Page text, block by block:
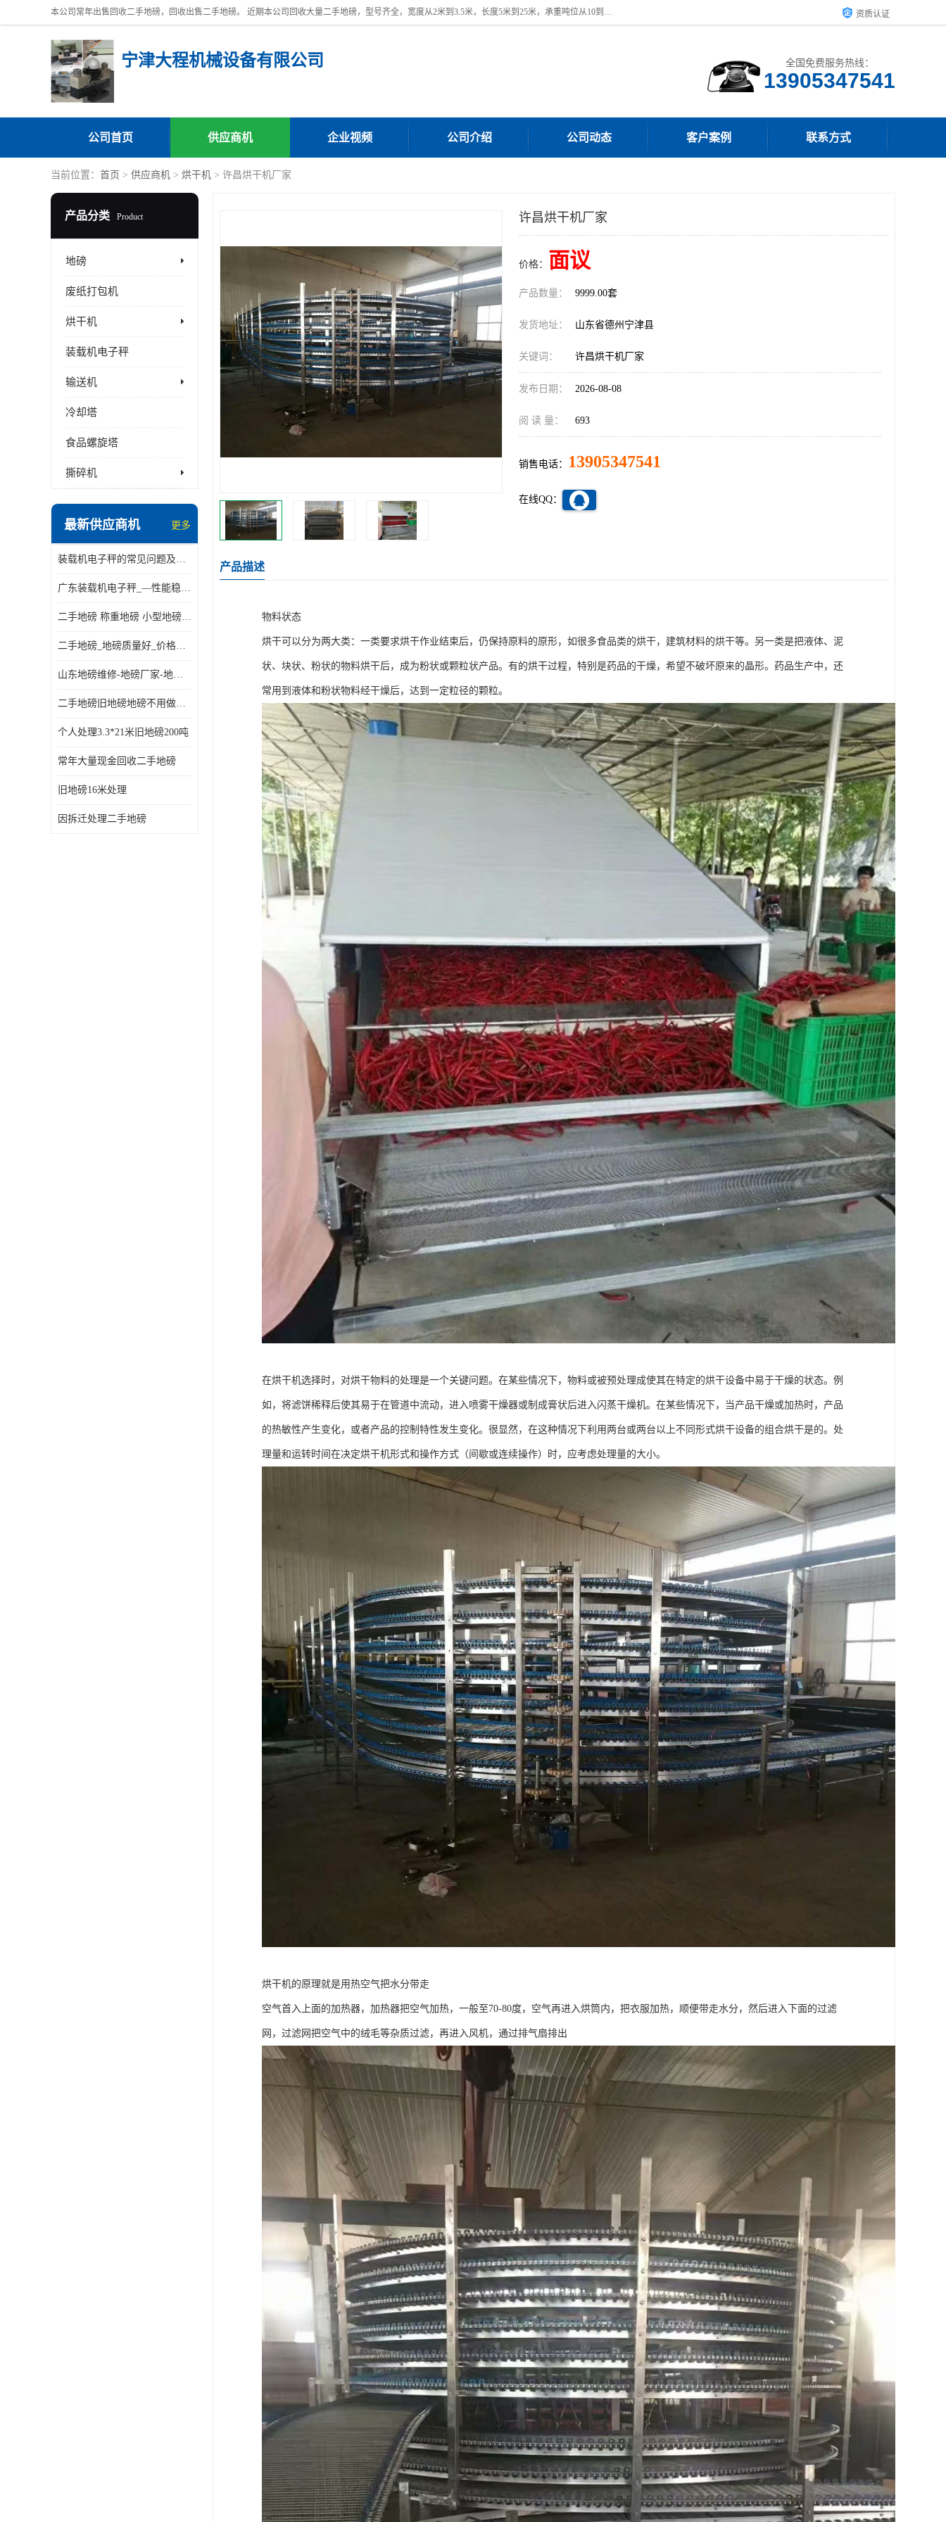
本公司常年出售回收二手地磅，回收出售二手地磅。 近期本公司回收大量二手地磅，型号齐全，宽度从2米到3.5米，长度5米到25米，承重吨位从10到200吨，成色7—9成新。 ? 使用年限6个月至2年，产品来源于个人闲置品，工矿企业停用品，因小换大而来。 精准度和新的一样， 二手地磅是内行人的选择，打个电话就省钱朋友您好等什么 资质认证
宁津大程机械设备有限公司 全国免费服务热线：
13905347541
公司首页 供应商机 企业视频 公司介绍 公司动态 客户案例 联系方式
当前位置： 首页 > 供应商机 > 烘干机 > 许昌烘干机厂家
产品分类 Product
地磅
废纸打包机
烘干机
装载机电子秤
输送机
冷却塔
食品螺旋塔
撕碎机
最新供应商机 更多
装载机电子秤的常见问题及解决方法介绍
广东装载机电子秤_—性能稳定—操作简单—品质可靠
二手地磅 称重地磅 小型地磅 一百吨地磅
二手地磅_地磅质量好_价格便宜这里找【地磅行家】
山东地磅维修-地磅厂家-地磅价格-二手地磅
二手地磅旧地磅地磅不用做地基
个人处理3.3*21米旧地磅200吨
常年大量现金回收二手地磅
旧地磅16米处理
因拆迁处理二手地磅
许昌烘干机厂家
价格： 面议
产品数量： 9999.00套
发货地址： 山东省德州宁津县
关键词： 许昌烘干机厂家
发布日期： 2026-08-08
阅 读 量： 693
销售电话： 13905347541
在线QQ：
产品描述
物料状态
烘干可以分为两大类：一类要求烘干作业结束后，仍保持原料的原形，如很多食品类的烘干，建筑材料的烘干等。另一类是把液体、泥
状、块状、粉状的物料烘干后，成为粉状或颗粒状产品。有的烘干过程，特别是药品的干燥，希望不破坏原来的晶形。药品生产中，还
常用到液体和粉状物料经干燥后，达到一定粒径的颗粒。
在烘干机选择时，对烘干物料的处理是一个关键问题。在某些情况下，物料或被预处理成使其在特定的烘干设备中易于干燥的状态。例
如，将滤饼稀释后使其易于在管道中流动，进入喷雾干燥器或制成膏状后进入闪蒸干燥机。在某些情况下，当产品干燥或加热时，产品
的热敏性产生变化，或者产品的控制特性发生变化。很显然，在这种情况下利用两台或两台以上不同形式烘干设备的组合烘干是的。处
理量和运转时间在决定烘干机形式和操作方式（间歇或连续操作）时，应考虑处理量的大小。
烘干机的原理就是用热空气把水分带走
空气首入上面的加热器，加热器把空气加热，一般至70-80度，空气再进入烘筒内，把衣服加热，顺便带走水分，然后进入下面的过滤
网，过滤网把空气中的绒毛等杂质过滤，再进入风机，通过排气扇排出